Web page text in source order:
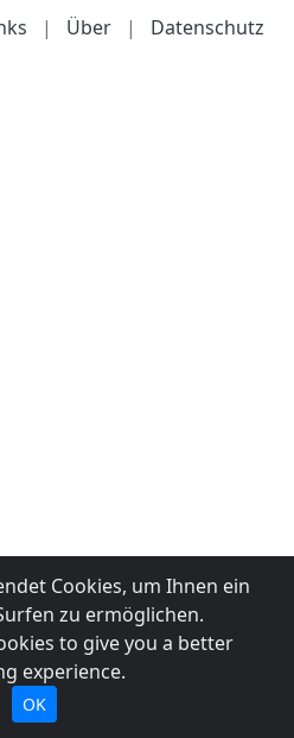
| Über | Datenschutz
Cookies, um Ihnen ein
zu ermöglichen.
to give you a better
experience.
OK